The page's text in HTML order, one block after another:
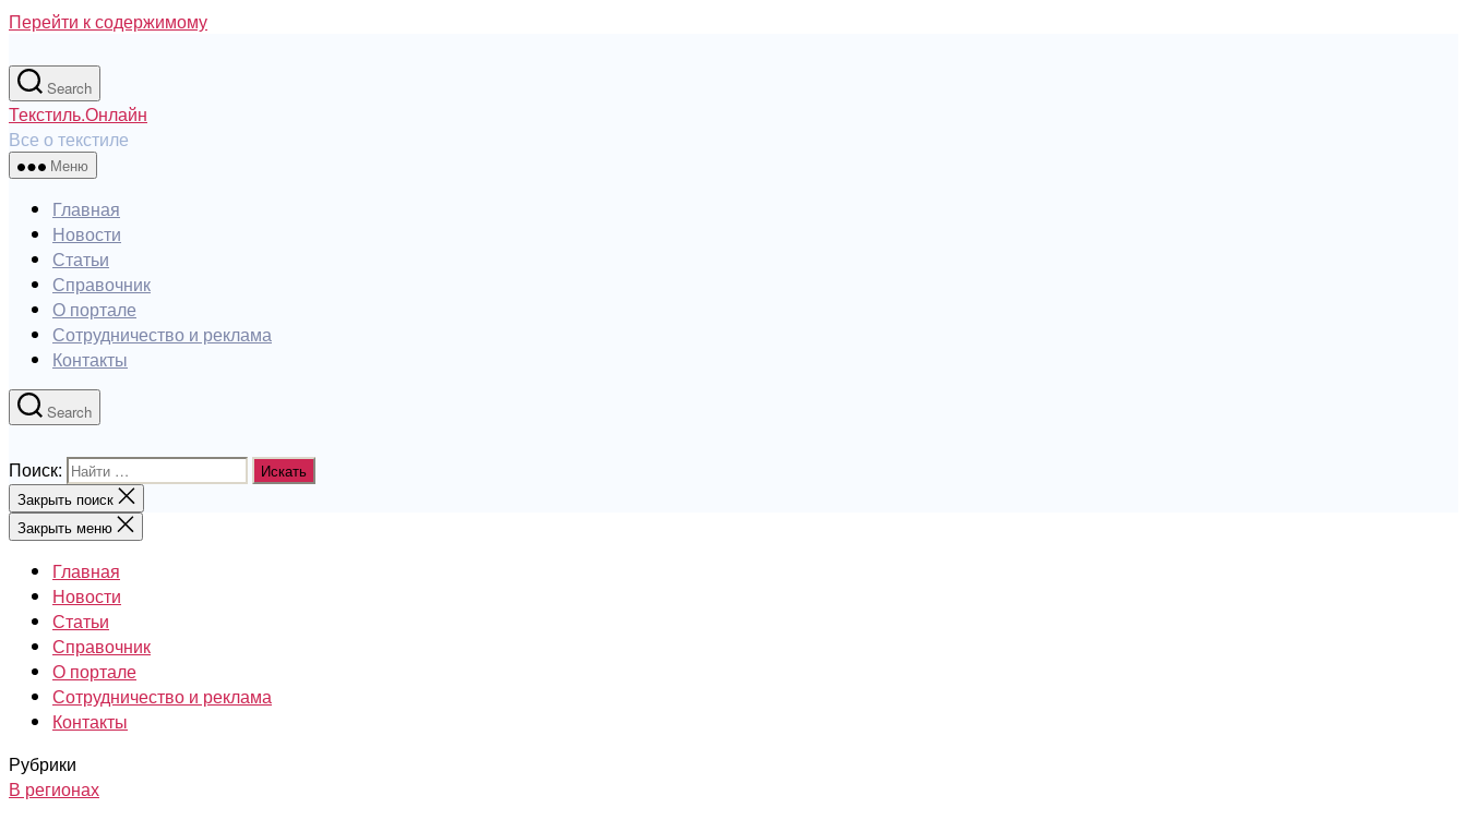
Перейти к содержимому
Search
Текстиль.Онлайн
Все о текстиле
Меню
Главная
Новости
Статьи
Справочник
О портале
Сотрудничество и реклама
Контакты
Search
Поиск:
Закрыть поиск
Закрыть меню
Главная
Новости
Статьи
Справочник
О портале
Сотрудничество и реклама
Контакты
Рубрики
В регионах